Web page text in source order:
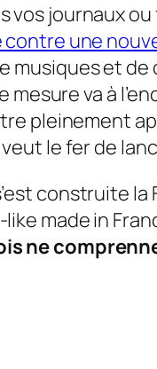
vos journaux
une
musiques et
va à
pleinement
le fer de
construite
made in
ne